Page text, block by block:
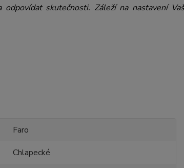
skutečnosti. Záleží na nastavení
Faro
Chlapecké